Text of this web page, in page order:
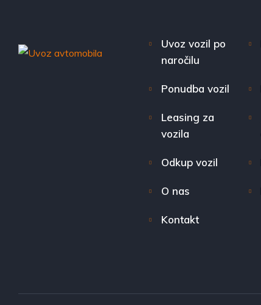
Uvoz vozil po
naročilu
Ponudba vozil
Leasing za
vozila
Odkup vozil
O nas
Kontakt